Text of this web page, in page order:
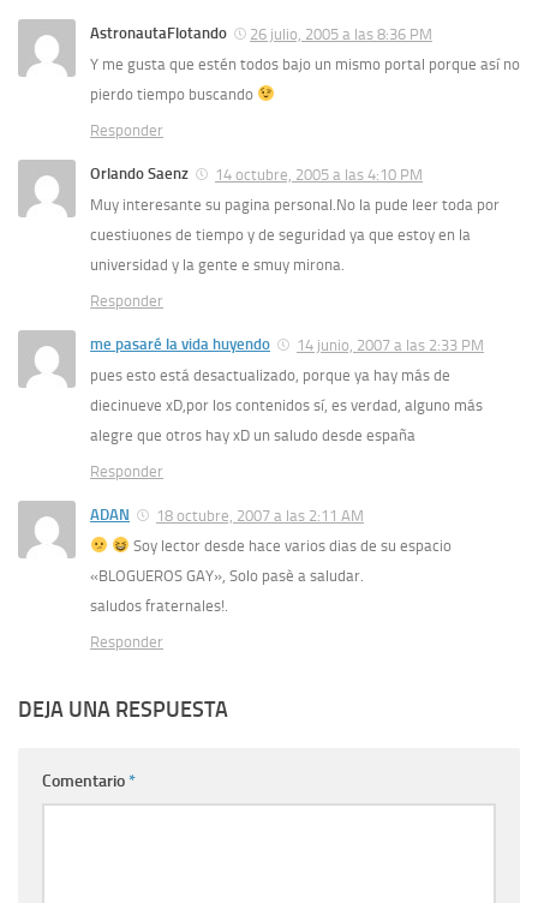
AstronautaFlotando
26 julio, 2005 a las 8:36 PM
Y me gusta que estén todos bajo un mismo portal porque así no
pierdo tiempo buscando
Responder
Orlando Saenz
14 octubre, 2005 a las 4:10 PM
Muy interesante su pagina personal.No la pude leer toda por
cuestiuones de tiempo y de seguridad ya que estoy en la
universidad y la gente e smuy mirona.
Responder
me pasaré la vida huyendo
14 junio, 2007 a las 2:33 PM
pues esto está desactualizado, porque ya hay más de
diecinueve xD,por los contenidos sí, es verdad, alguno más
alegre que otros hay xD un saludo desde españa
Responder
ADAN
18 octubre, 2007 a las 2:11 AM
Soy lector desde hace varios dias de su espacio
«BLOGUEROS GAY», Solo pasè a saludar.
saludos fraternales!.
Responder
DEJA UNA RESPUESTA
Comentario*